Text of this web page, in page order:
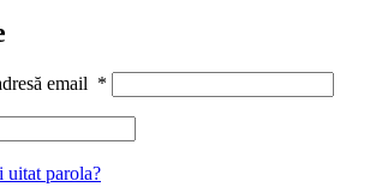
email *
uitat parola?